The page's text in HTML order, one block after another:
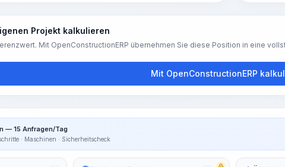
Projekt kalkulieren
Mit OpenConstructionERP übernehmen Sie diese Position in eine
Mit OpenConstructionERP
— 15 Anfragen/Tag
· Maschinen · Sicherheitscheck